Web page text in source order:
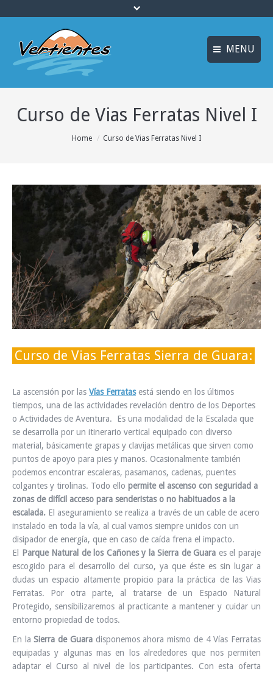
MENU
FRANÇAIS
ENGLISH
INICIO
MULTIAVENTURA y
ACTIVIDADES
ALOJAMIENTO
OFERTAS
CURSOS
INFO Y RESERVAS
Curso de Vias Ferratas Nivel I
Home Curso de Vias Ferratas Nivel I
Curso de Vias Ferratas Sierra de Guara:
La ascensión por las Vías Ferratasestá siendo en los últimos
tiempos, una de las actividades revelación dentro de los Deportes
o Actividades de Aventura. Es una modalidad de la Escalada que
se desarrolla por un itinerario vertical equipado con diverso
material, básicamente grapas y clavijas metálicas que sirven como
puntos de apoyo para pies y manos. Ocasionalmente también
podemos encontrar escaleras, pasamanos, cadenas, puentes
colgantes y tirolinas. Todo ello permite el ascenso con seguridad a
zonas de difícil acceso para senderistas o no habituados a la
escalada. El aseguramiento se realiza a través de un cable de acero
instalado en toda la vía, al cual vamos siempre unidos con un
disipador de energía, que en caso de caída frena el impacto.
El
Parque Natural de los Cañones y la Sierra de Guara es el paraje
escogido para el desarrollo del curso, ya que éste es sin lugar a
dudas un espacio altamente propicio para la práctica de las Vias
Ferratas. Por otra parte, al tratarse de un Espacio Natural
Protegido, sensibilizaremos al practicante a mantener y cuidar un
entorno propiedad de todos.
En laSierra de Guaradisponemos ahora mismo de 4 Vías Ferratas
equipadas y algunas mas en los alrededores que nos permiten
adaptar el Curso al nivel de los participantes. Con esta oferta